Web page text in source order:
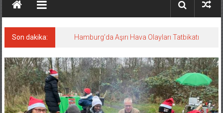
Son dakika: Hamburg’da Aşırı Hava Olayları Tatbikatı